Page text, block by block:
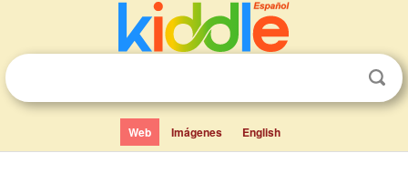
Web Imágenes English